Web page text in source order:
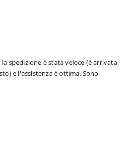
la spedizione è stata veloce (è arrivata
e l'assistenza è ottima. Sono